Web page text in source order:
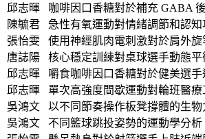
邱志暉
咖啡因口香糖對於補充 GABA
陳毓君
急性有氧運動對情緒調節和認
張怡雯
使用神經肌肉電刺激對於肩外
唐誌陽
核心穩定訓練對桌球選手動態
邱志暉
嚼食咖啡因口香糖對於健美選
邱志暉
單次高強度間歇運動對輪班醫
吳鴻文
以不同節奏操作板凳撐體的生物
吳鴻文
不同籃球跳投姿勢的運動學分析